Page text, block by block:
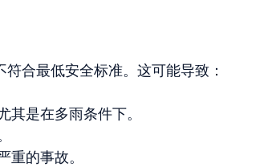
合最低安全标准。这可能导致：
是在多雨条件下。
的事故。